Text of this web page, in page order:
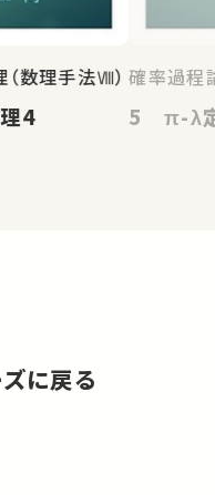
数理手法Ⅷ）
4
確率過程
5 π-λ
に戻る